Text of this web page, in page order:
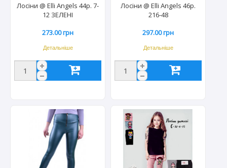
Лосіни @ Elli Angels 44р. 7-
12 ЗЕЛЕНІ
273.00 грн
Детальніше
Лосіни @ Elli Angels 46р.
216-48
297.00 грн
Детальніше